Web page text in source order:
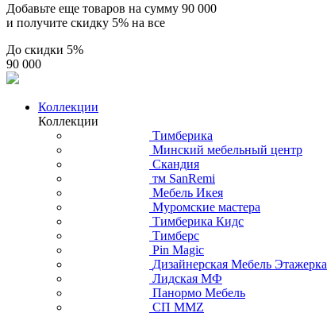
Добавьте еще товаров на сумму 90 000
и получите скидку 5% на все
До скидки 5%
90 000
Коллекции
Коллекции
Тимберика
Минский мебельный центр
Скандия
тм SanRemi
Мебель Икея
Муромские мастера
Тимберика Кидс
Тимберс
Pin Magic
Дизайнерская Мебель Этажерка
Лидская МФ
Панормо Мебель
СП ММZ